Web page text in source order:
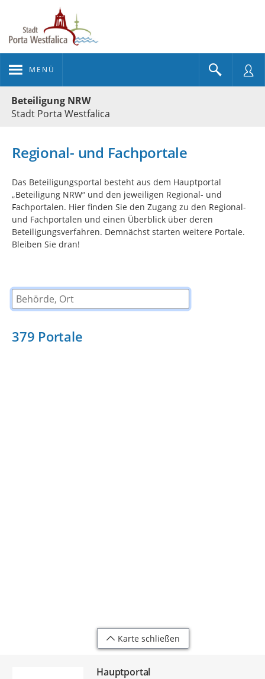
MENÜ
Beteiligung NRW
Stadt Porta Westfalica
Regional- und Fachportale
Das Beteiligungsportal besteht aus dem Hauptportal
„Beteiligung NRW“ und den jeweiligen Regional- und
Fachportalen. Hier finden Sie den Zugang zu den Regional-
und Fachportalen und einen Überblick über deren
Beteiligungsverfahren. Demnächst starten weitere Portale.
Bleiben Sie dran!
Behörde, Ort
379 Portale
Karte schließen
Hauptportal